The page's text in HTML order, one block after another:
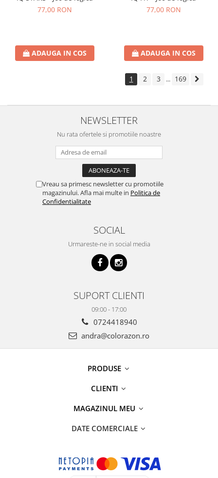
77,00 RON
ADAUGA IN COS
77,00 RON
ADAUGA IN COS
1 2 3 ... 169
NEWSLETTER
Nu rata ofertele si promotiile noastre
Vreau sa primesc newsletter cu promotiile
magazinului. Afla mai multe in Politica de
Confidentialitate
SOCIAL
Urmareste-ne in social media
SUPORT CLIENTI
09:00 - 17:00
0724418940
andra@colorazon.ro
PRODUSE
CLIENTI
MAGAZINUL MEU
DATE COMERCIALE